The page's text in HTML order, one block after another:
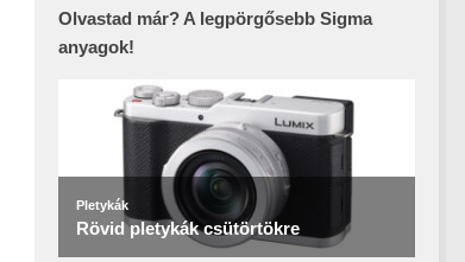
Olvastad már? A legpörgősebb Sigma
anyagok!